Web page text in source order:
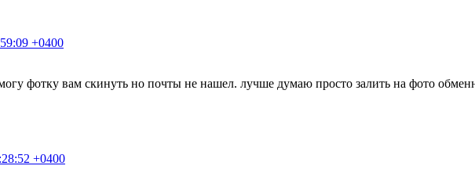
+0400
фотку вам скинуть но почты не нашел. лучше думаю просто залить на фото
+0400